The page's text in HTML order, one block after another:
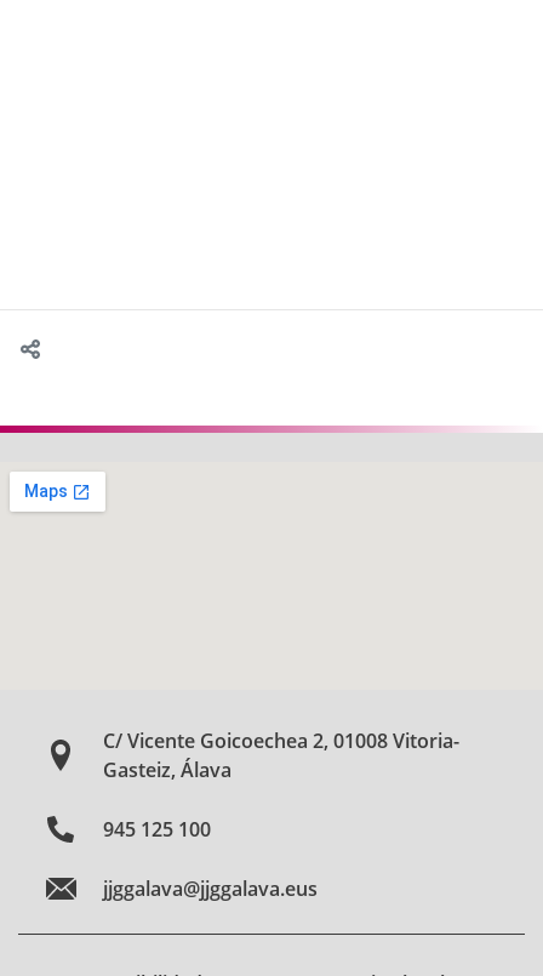
C/ Vicente Goicoechea 2, 01008 Vitoria-
Gasteiz, Álava
945 125 100
jjggalava@jjggalava.eus